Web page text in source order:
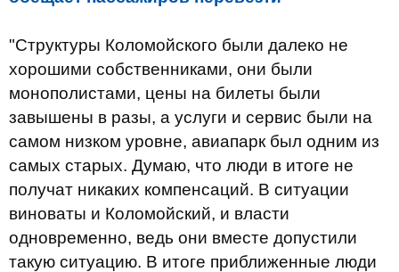
"Структуры Коломойского были далеко не
хорошими собственниками, они были
монополистами, цены на билеты были
завышены в разы, а услуги и сервис были на
самом низком уровне, авиапарк был одним из
самых старых. Думаю, что люди в итоге не
получат никаких компенсаций. В ситуации
виноваты и Коломойский, и власти
одновременно, ведь они вместе допустили
такую ситуацию. В итоге приближенные люди